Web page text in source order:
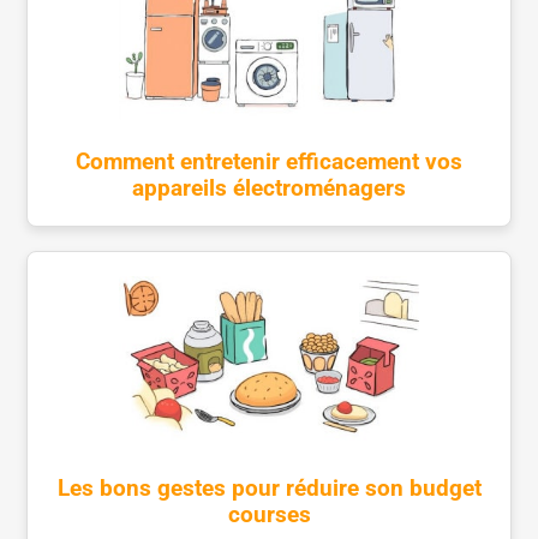
Comment entretenir efficacement vos
appareils électroménagers
Les bons gestes pour réduire son budget
courses